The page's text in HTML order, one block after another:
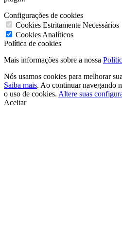
Configurações de cookies
Cookies Estritamente Necessários
Cookies Analíticos
Política de cookies
Mais informações sobre a nossa
Nós usamos cookies para melhorar
Saiba mais. Ao continuar navegando
o uso de cookies. Altere suas
Aceitar